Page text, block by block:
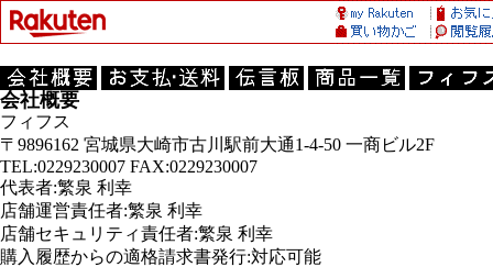
会社概要
フィフス
〒9896162 宮城県大崎市古川駅前大通1-4-50 一商ビル2F
TEL:0229230007 FAX:0229230007
代表者:繁泉 利幸
店舗運営責任者:繁泉 利幸
店舗セキュリティ責任者:繁泉 利幸
購入履歴からの適格請求書発行:対応可能